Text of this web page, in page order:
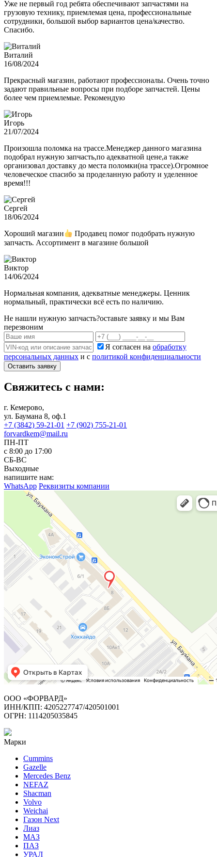
Уже не первый год ребята обеспечивают запчастями на
грузовую технику, приемлемая цена, профессиональные
сотрудники, большой выбор вариантов цена/качество.
Спасибо.
Виталий
16/08/2024
Прекрасный магазин, работают профессионалы. Очень точно
задают правильные вопросы при подборе запчастей. Цены
более чем приемлемые. Рекомендую
Игорь
21/07/2024
Произошла поломка на трассе.Менеджер данного магазина
подобрал нужную запчасть,по адекватной цене,а также
организовал доставку до места поломки(на трассе).Огромное
человеческое спасибо за проделанную работу и уделенное
время!!!
Сергей
18/06/2024
Хороший магазин
Продавец помог подобрать нужную
запчасть. Ассортимент в магазине большой
Виктор
14/06/2024
Нормальная компания, адекватные менеджеры. Ценник
нормальный, практически всё есть по наличию.
Не нашли нужную запчасть?оставьте заявку и мы Вам
перезвоним
Я согласен на обработку
персональных данных и с политикой конфиденциальности
Оставить заявку
Свяжитесь с нами:
г. Кемерово,
ул. Баумана 8, оф.1
+7 (3842) 59-21-01 +7 (902) 755-21-01
forvardkem@mail.ru
ПН-ПТ
с 8:00 до 17:00
СБ-ВС
Выходные
напишите нам:
WhatsApp Реквизиты компании
ООО «ФОРВАРД»
ИНН/КПП: 4205227747/420501001
ОГРН: 1114205035845
Марки
Cummins
Gazelle
Mercedes Benz
NEFAZ
Shacman
Volvo
Weichai
Газон Next
Лиаз
МАЗ
ПАЗ
УРАЛ